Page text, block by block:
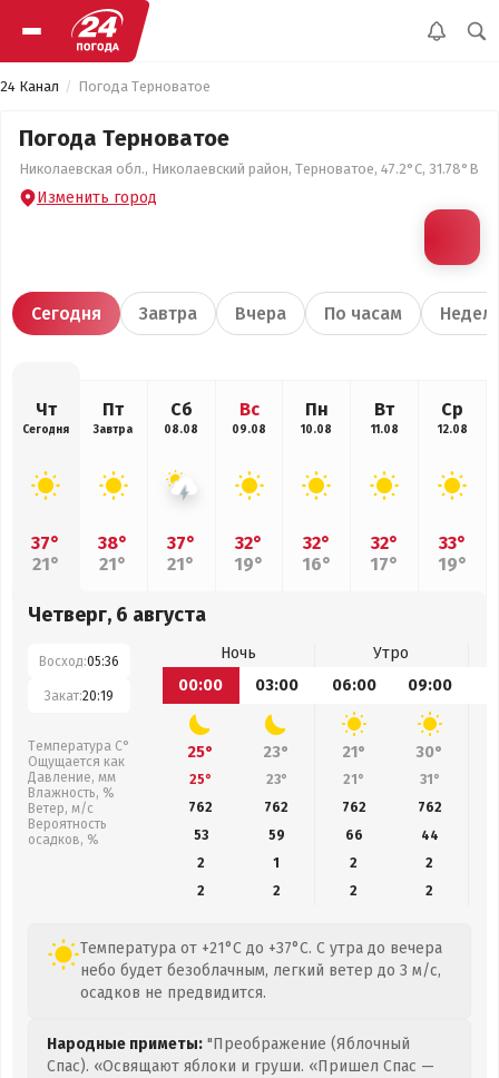
24 Канал Погода Терноватое
Погода Терноватое
Николаевская обл., Николаевский район, Терноватое, 47.2°С, 31.78°В
Изменить город
Сегодня Завтра Вчера По часам
Чт
Сегодня
37°
21°
Пт
Завтра
38°
21°
Сб
08.08
37°
21°
Вс
09.08
32°
19°
Пн
10.08
32°
16°
Вт
11.08
32°
17°
Ср
12.08
33°
19°
Четверг, 6 августа
Восход:05:36
Закат:20:19
Температура С°
Ощущается как
Давление, мм
Влажность, %
Ветер, м/с
Вероятность
осадков, %
Ночь
Утро
00:00
03:00 06:00 09:00
25° 23° 21° 30°
25° 23° 21° 31°
762
762 762 762
53
59 66 44
2
1 2
2
2
2 2 2
Температура от +21°C до +37°C. С утра до вечера
небо будет безоблачным, легкий ветер до 3 м/с,
осадков не предвидится.
Народные приметы: "Преображение (Яблочный
Спас). «Освящают яблоки и груши. «Пришел Спас —